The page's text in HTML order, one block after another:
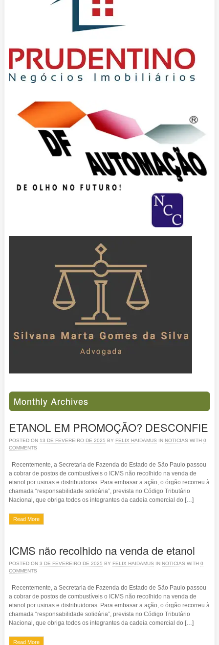
Monthly Archives
ETANOL EM PROMOÇÃO? DESCONFIE
POSTED ON 13 DE FEVEREIRO DE 2025 BY FELIX HAIDAMUS IN NOTICIAS WITH 0
COMMENTS
Recentemente, a Secretaria de Fazenda do Estado de São Paulo passou
a cobrar de postos de combustíveis o ICMS não recolhido na venda de
etanol por usinas e distribuidoras. Para embasar a ação, o órgão recorreu à
chamada “responsabilidade solidária”, prevista no Código Tributário
Nacional, que obriga todos os integrantes da cadeia comercial do […]
Read More
ICMS não recolhido na venda de etanol
POSTED ON 3 DE FEVEREIRO DE 2025 BY FELIX HAIDAMUS IN NOTICIAS WITH 0
COMMENTS
Recentemente, a Secretaria de Fazenda do Estado de São Paulo passou
a cobrar de postos de combustíveis o ICMS não recolhido na venda de
etanol por usinas e distribuidoras. Para embasar a ação, o órgão recorreu à
chamada “responsabilidade solidária”, prevista no Código Tributário
Nacional, que obriga todos os integrantes da cadeia comercial do […]
Read More